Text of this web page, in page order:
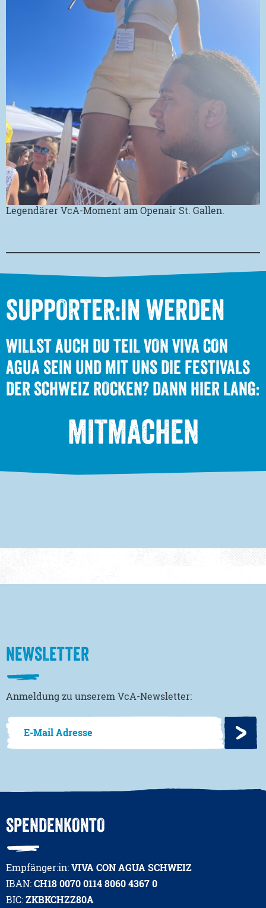
Legendärer VcA-Moment am Openair St. Gallen.
SUPPORTER:IN WERDEN
WILLST AUCH DU TEIL VON VIVA CON
AGUA SEIN UND MIT UNS DIE FESTIVALS
DER SCHWEIZ ROCKEN? DANN HIER LANG:
MITMACHEN
NEWSLETTER
Anmeldung zu unserem VcA-Newsletter:
SPENDENKONTO
Empfänger:in:VIVA CON AGUA SCHWEIZ
IBAN:CH18 0070 0114 8060 4367 0
BIC:ZKBKCHZZ80A